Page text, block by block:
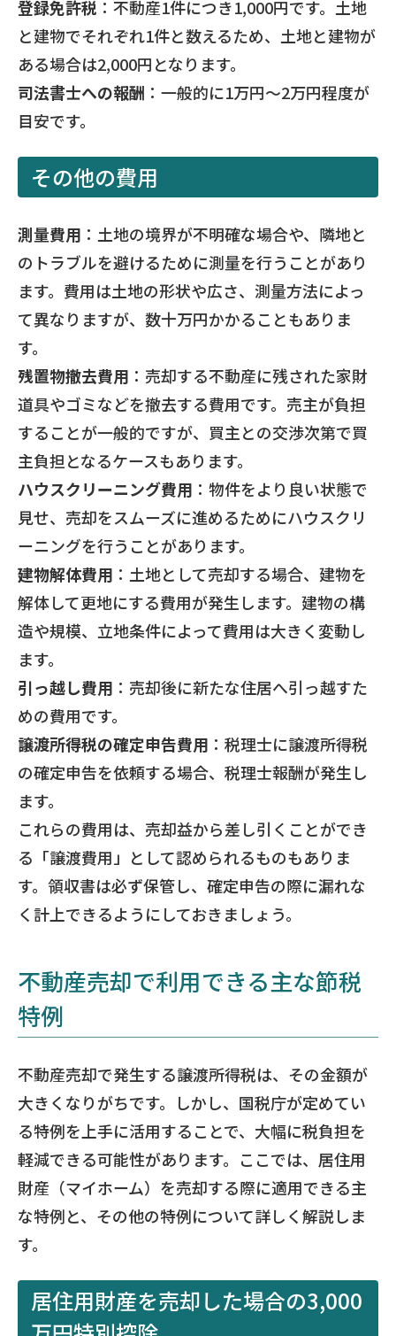
登録免許税 ：不動産1件につき1,000円です。土地
と建物でそれぞれ1件と数えるため、土地と建物が
ある場合は2,000円となります。
司法書士への報酬 ：一般的に1万円～2万円程度が
目安です。
その他の費用
測量費用 ：土地の境界が不明確な場合や、隣地と
のトラブルを避けるために測量を行うことがあり
ます。費用は土地の形状や広さ、測量方法によっ
て異なりますが、数十万円かかることもありま
す。
残置物撤去費用 ：売却する不動産に残された家財
道具やゴミなどを撤去する費用です。売主が負担
することが一般的ですが、買主との交渉次第で買
主負担となるケースもあります。
ハウスクリーニング費用 ：物件をより良い状態で
見せ、売却をスムーズに進めるためにハウスクリ
ーニングを行うことがあります。
建物解体費用 ：土地として売却する場合、建物を
解体して更地にする費用が発生します。建物の構
造や規模、立地条件によって費用は大きく変動し
ます。
引っ越し費用 ：売却後に新たな住居へ引っ越すた
めの費用です。
譲渡所得税の確定申告費用 ：税理士に譲渡所得税
の確定申告を依頼する場合、税理士報酬が発生し
ます。
これらの費用は、売却益から差し引くことができ
る「譲渡費用」として認められるものもありま
す。領収書は必ず保管し、確定申告の際に漏れな
く計上できるようにしておきましょう。
不動産売却で利用できる主な節税
特例
不動産売却で発生する譲渡所得税は、その金額が
大きくなりがちです。しかし、国税庁が定めてい
る特例を上手に活用することで、大幅に税負担を
軽減できる可能性があります。ここでは、居住用
財産（マイホーム）を売却する際に適用できる主
な特例と、その他の特例について詳しく解説しま
す。
居住用財産を売却した場合の3,000